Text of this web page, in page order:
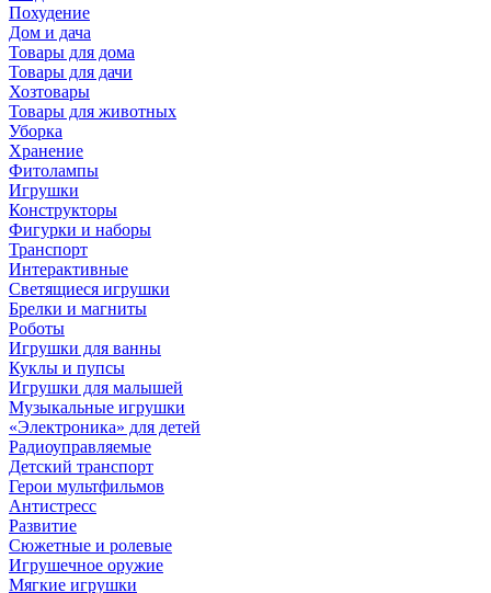
Похудение
Дом и дача
Товары для дома
Товары для дачи
Хозтовары
Товары для животных
Уборка
Хранение
Фитолампы
Игрушки
Конструкторы
Фигурки и наборы
Транспорт
Интерактивные
Светящиеся игрушки
Брелки и магниты
Роботы
Игрушки для ванны
Куклы и пупсы
Игрушки для малышей
Музыкальные игрушки
«Электроника» для детей
Радиоуправляемые
Детский транспорт
Герои мультфильмов
Антистресс
Развитие
Сюжетные и ролевые
Игрушечное оружие
Мягкие игрушки